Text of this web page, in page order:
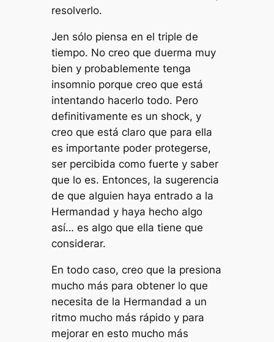
resolverlo.
Jen sólo piensa en el triple de
tiempo. No creo que duerma muy
bien y probablemente tenga
insomnio porque creo que está
intentando hacerlo todo. Pero
definitivamente es un shock, y
creo que está claro que para ella
es importante poder protegerse,
ser percibida como fuerte y saber
que lo es. Entonces, la sugerencia
de que alguien haya entrado a la
Hermandad y haya hecho algo
así… es algo que ella tiene que
considerar.
En todo caso, creo que la presiona
mucho más para obtener lo que
necesita de la Hermandad a un
ritmo mucho más rápido y para
mejorar en esto mucho más